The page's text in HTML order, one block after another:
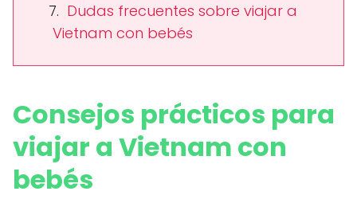
Dudas frecuentes sobre viajar a
Vietnam con bebés
Consejos prácticos para
viajar a Vietnam con
bebés